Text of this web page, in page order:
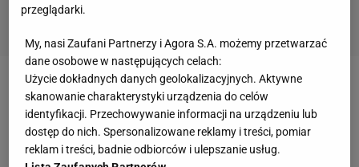
Zobacz wideoCzy kobieca piłka dogoni męską?
Moura Pietrzak: Oby nie, stwórzmy swoją drogę bez
korupcji
przeglądarki.
My, nasi Zaufani Partnerzy i Agora S.A. możemy przetwarzać
dane osobowe w następujących celach:
Użycie dokładnych danych geolokalizacyjnych. Aktywne
skanowanie charakterystyki urządzenia do celów
identyfikacji. Przechowywanie informacji na urządzeniu lub
dostęp do nich. Spersonalizowane reklamy i treści, pomiar
reklam i treści, badnie odbiorców i ulepszanie usług.